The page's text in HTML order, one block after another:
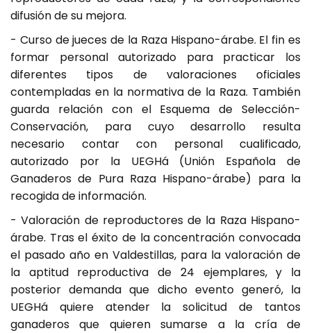
difusión de su mejora.
- Curso de jueces de la Raza Hispano-árabe. El fin es
formar personal autorizado para practicar los
diferentes tipos de valoraciones oficiales
contempladas en la normativa de la Raza. También
guarda relación con el Esquema de Selección-
Conservación, para cuyo desarrollo resulta
necesario contar con personal cualificado,
autorizado por la UEGHá (Unión Española de
Ganaderos de Pura Raza Hispano-árabe) para la
recogida de información.
- Valoración de reproductores de la Raza Hispano-
árabe. Tras el éxito de la concentración convocada
el pasado año en Valdestillas, para la valoración de
la aptitud reproductiva de 24 ejemplares, y la
posterior demanda que dicho evento generó, la
UEGHá quiere atender la solicitud de tantos
ganaderos que quieren sumarse a la cría de